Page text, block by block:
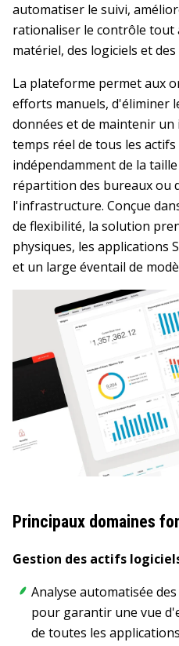
automatiser le suivi,
rationaliser le contrôle tout
matériel, des logiciels et des
La plateforme permet aux
efforts manuels, d'éliminer
données et de maintenir
temps réel de tous les
indépendamment de la
répartition des bureaux ou
l'infrastructure. Conçue
de flexibilité, la solution
physiques, les applications
et un large éventail de
Principaux domaines
Gestion des actifs
Analyse automatisée
pour garantir une vue
de toutes les